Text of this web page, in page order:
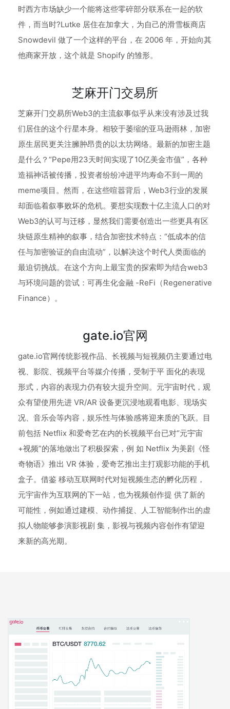
时西方市场缺少一个能将这些零碎部分联系在一起的软
件，而当时?Lutke 居住在加拿大，为自己的滑雪板商店
Snowdevil 做了一个这样的平台，在 2006 年，开始向其
他商家开放，这个就是 Shopify 的雏形。
芝麻开门交易所
芝麻开门交易所Web3的主流叙事似乎从来没有涉及过我
们居住的这个行星本身。相较于萎缩的亚马逊雨林，加密
原生居民更关注臃肿昂贵的以太坊网络。最新的加密主题
是什么？“Pepe用23天时间实现了10亿美金市值”，各种
造福神话被传播，投资者纷纷冲进平均寿命不到一周的
meme项目。然而，在这些喧嚣背后，Web3行业的发展
却面临着叙事败坏的危机。要想实现数十亿主流人口的对
Web3的认可与迁移，显然我们需要创造出一些更具有区
块链原生精神的叙事，结合加密技术特点：“低成本的信
任与加密验证的自由流动”，以解决这个时代人类面临的
最迫切挑战。在这个方向上最宝贵的探索即为结合web3
与环境问题的尝试：可再生化金融 -ReFi（Regenerative
Finance）。
gate.io官网
gate.io官网传统影视作品、长视频与短视频仍主要通过电
视、影院、视频平台等媒介传播，受制于平 面化的表现
形式，内容的表现力仍有较大提升空间。元宇宙时代，观
众有望使用先进 VR/AR 设备更沉浸地观看电影、现场实
况、音乐会等内容，娱乐性与体验感将迎来质的飞跃。目
前包括 Netflix 和爱奇艺在内的长视频平台已对“元宇宙
+视频”的落地做出了积极探索，例 如 Netflix 为美剧《怪
奇物语》推出 VR 体验，爱奇艺推出主打观影功能的手机
盒子。借鉴 移动互联网时代对短视频生态的孵化历程，
元宇宙作为互联网的下一站，也为视频创作提 供了新的
可能性，例如通过建模、动作捕捉、人工智能制作出的虚
拟人物能够参演影视剧 集，影视与视频内容创作有望迎
来新的高光期。